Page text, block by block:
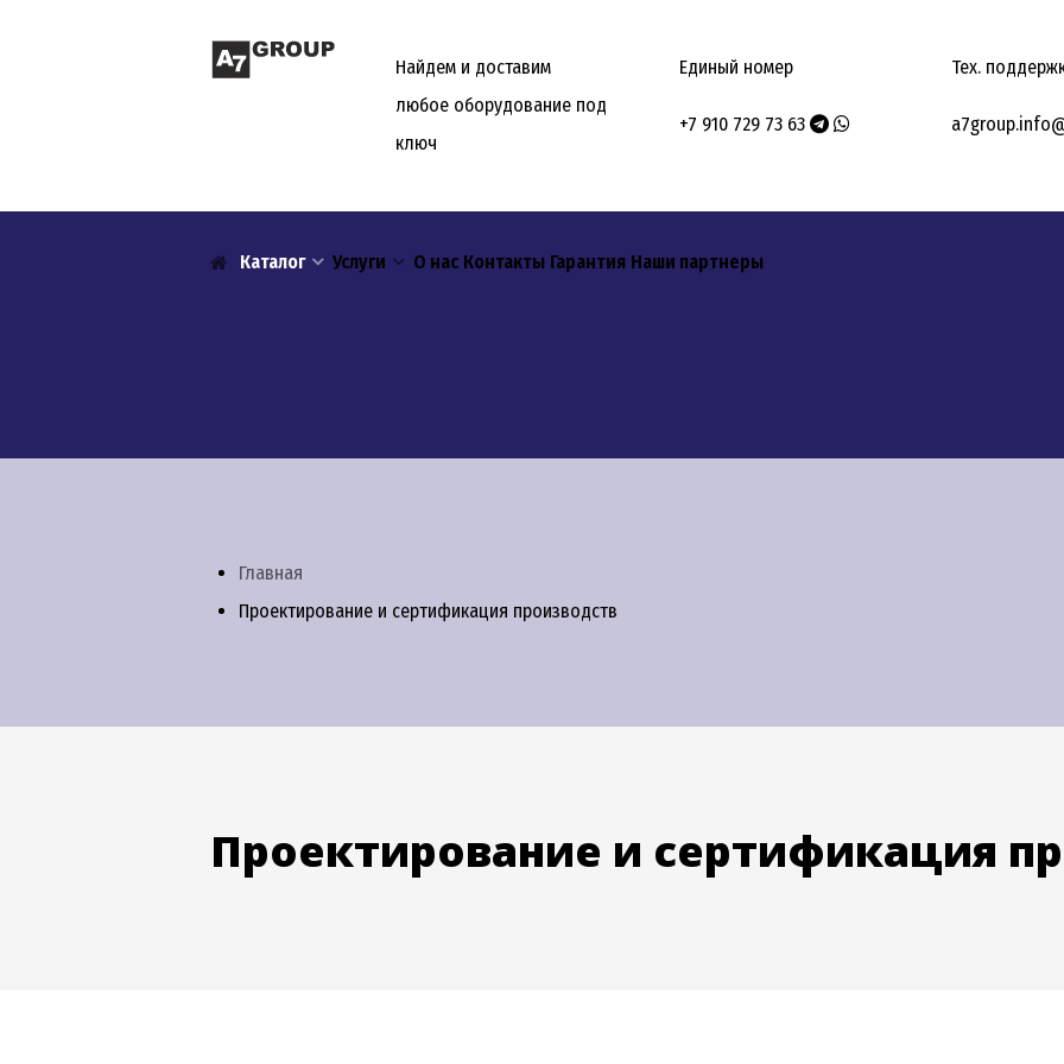
Найдем и доставим
любое оборудование под
ключ
Единый номер
+7 910 729 73 63
Тех.
Каталог Услуги О нас Контакты Гарантия Наши партнеры
Главная
Проектирование и сертификация производств
Проектирование и сертификация